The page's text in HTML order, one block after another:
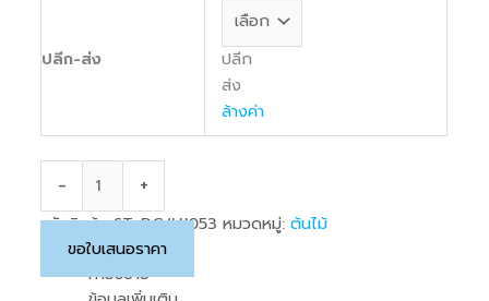
ปลีก-ส่ง
ปลีก
ส่ง
ล้างค่า
- +
รหัสสินค้า:ST-DG/HJ053 หมวดหมู่:ต้นไม้
ขอใบเสนอราคา
คำอธิบาย